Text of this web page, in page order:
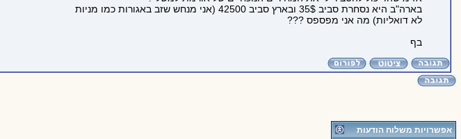
בארה"ב היא נסחרת סביב 35$ ובארץ סביב 42500 (אני מנחש שזב באגורות כמו מניות
לא דואליות) מה אני מפספס ???
בף
אפשרויות משלוח הודעות